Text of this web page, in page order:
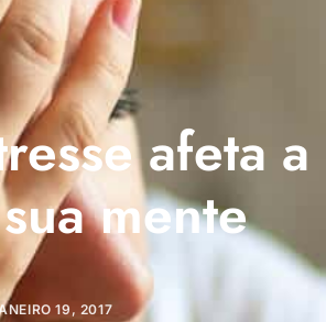
afeta a
mente
19, 2017